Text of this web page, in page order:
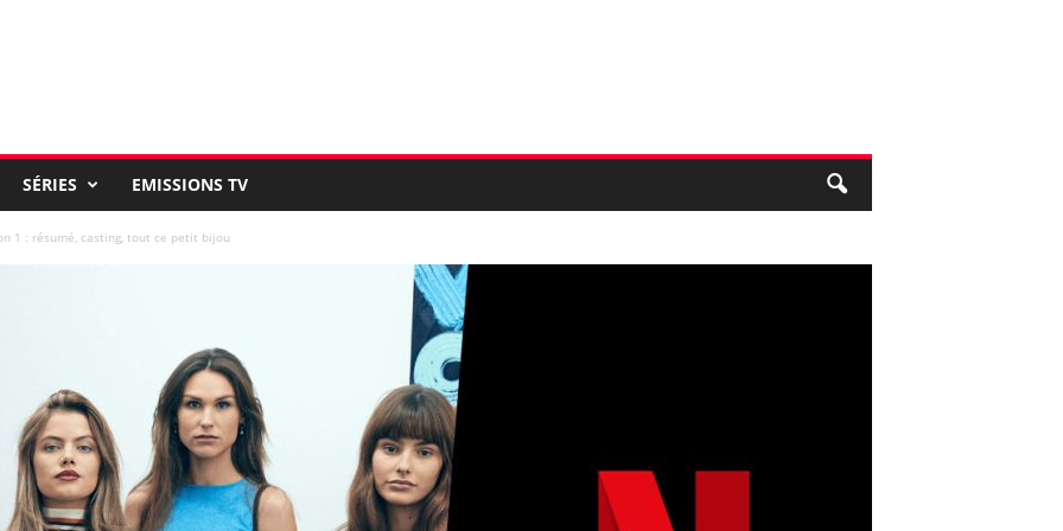
SÉRIES EMISSIONS TV
1 : résumé, casting, tout ce petit bijou